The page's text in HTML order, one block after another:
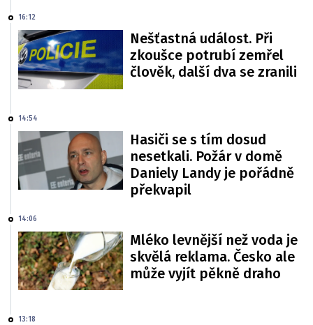
16:12
Nešťastná událost. Při
zkoušce potrubí zemřel
člověk, další dva se zranili
14:54
Hasiči se s tím dosud
nesetkali. Požár v domě
Daniely Landy je pořádně
překvapil
14:06
Mléko levnější než voda je
skvělá reklama. Česko ale
může vyjít pěkně draho
13:18